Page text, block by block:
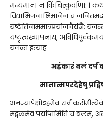
मन्यमाना न किंचित्कुर्वाणा: ।
विद्याभिजनाभिमानेन च
यष्टेतिनाममात्रप्रयोजनैर्यज्ञै:
यष्टृत्वख्यापनाय,
यजन्त इत्याह
अहंकारं बलं दर्पं
मामात्मपरदेहेषु
अनन्यापेक्षोऽहमेव सर्वं
मद्बलमेव पर्याप्तमिति च बलम्,